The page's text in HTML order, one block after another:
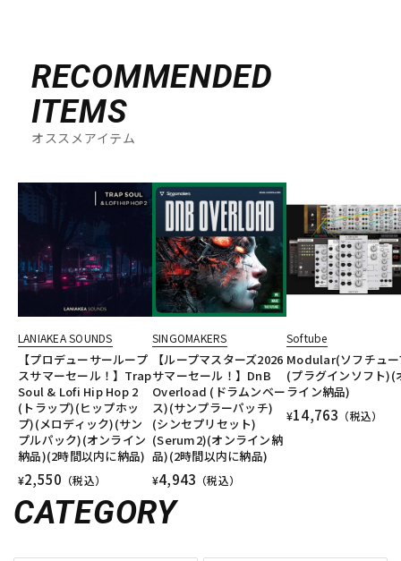
RECOMMENDED
ITEMS
オススメアイテム
LANIAKEA SOUNDS
【プロデューサーループ
スサマーセール！】Trap
Soul & Lofi Hip Hop 2
(トラップ)(ヒップホッ
プ)(メロディック)(サン
プルパック)(オンライン
納品)(2時間以内に納品)
¥2,550 （税込）
SINGOMAKERS
【ループマスターズ2026
サマーセール！】DnB
Overload (ドラムンベー
ス)(サンプラーパッチ)
(シンセプリセット)
(Serum2)(オンライン納
品)(2時間以内に納品)
¥4,943 （税込）
Softube
Modular(ソフチュ
(プラグインソフト)(
ライン納品)
¥14,763 （税込）
CATEGORY